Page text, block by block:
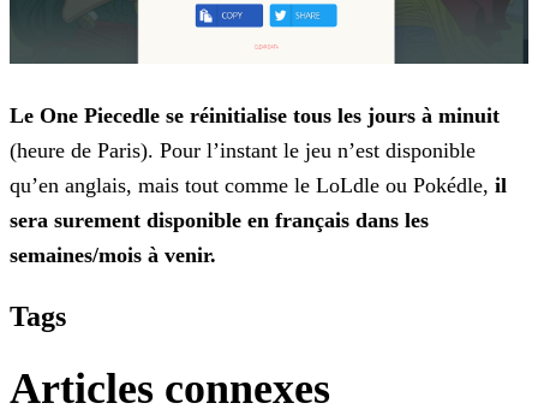
Le One Piecedle se réinitialise tous les jours à minuit
(heure de Paris). Pour l’instant le jeu n’est disponible
qu’en anglais, mais tout comme le LoLdle ou Pokédle, il
sera surement disponible en français dans les
semaines/mois à venir.
Tags
Articles connexes